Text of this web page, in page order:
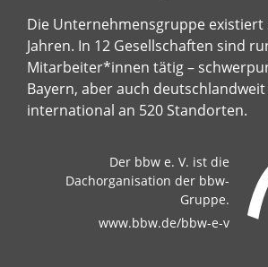
Die Unternehmensgruppe existiert
Jahren. In 12 Gesellschaften sind
Mitarbeiter*innen tätig –
Bayern, aber auch
international an 520 Standorten.
Der bbw e. V. ist die
Dachorganisation der bbw-
Gruppe.
www.bbw.de/bbw-e-v